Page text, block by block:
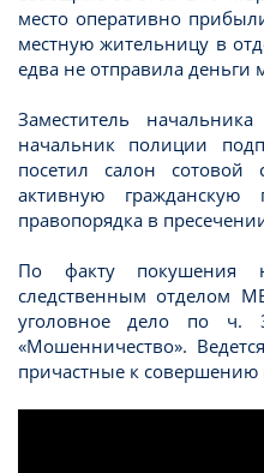
место оперативно
местную жительницу в
едва не отправила
Заместитель
начальник полиции
посетил салон
активную
правопорядка в
По факту покушения
следственным отделом
уголовное дело по
«Мошенничество».
причастные к совершению